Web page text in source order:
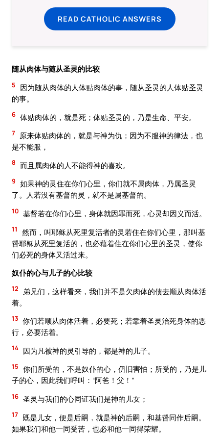
READ CATHOLIC ANSWERS
随从肉体与随从圣灵的比较
5
因为随从肉体的人体贴肉体的事，随从圣灵的人体贴圣灵
的事。
6 体贴肉体的，就是死；体贴圣灵的，乃是生命、平安。
7 原来体贴肉体的，就是与神为仇；因为不服神的律法，也
是不能服，
8 而且属肉体的人不能得神的喜欢。
9 如果神的灵住在你们心里，你们就不属肉体，乃属圣灵
了。人若没有基督的灵，就不是属基督的。
10 基督若在你们心里，身体就因罪而死，心灵却因义而活。
11
然而，叫耶稣从死里复活者的灵若住在你们心里，那叫基
督耶稣从死里复活的，也必藉着住在你们心里的圣灵，使你
们必死的身体又活过来。
奴仆的心与儿子的心比较
12
弟兄们，这样看来，我们并不是欠肉体的债去顺从肉体活
着。
13 你们若顺从肉体活着，必要死；若靠着圣灵治死身体的恶
行，必要活着。
14 因为凡被神的灵引导的，都是神的儿子。
15 你们所受的，不是奴仆的心，仍旧害怕；所受的，乃是儿
子的心，因此我们呼叫：“阿爸！父！”
16 圣灵与我们的心同证我们是神的儿女；
17 既是儿女，便是后嗣，就是神的后嗣，和基督同作后嗣。
如果我们和他一同受苦，也必和他一同得荣耀。